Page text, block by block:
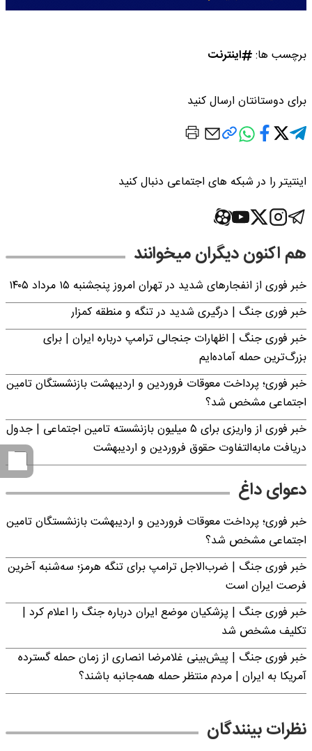
برچسب ها: اینترنت
برای دوستانتان ارسال کنید
اینتیتر را در شبکه های اجتماعی دنبال کنید
هم اکنون دیگران میخوانند
خبر فوری از انفجارهای شدید در تهران امروز پنجشنبه ۱۵ مرداد ۱۴۰۵
خبر فوری جنگ | درگیری شدید در تنگه و منطقه کمزار
خبر فوری جنگ | اظهارات جنجالی ترامپ درباره ایران | برای
بزرگ‌ترین حمله آماده‌ایم
خبر فوری؛ پرداخت معوقات فروردین و اردیبهشت بازنشستگان تامین
اجتماعی مشخص شد؟
خبر فوری از واریزی برای ۵ میلیون‌ بازنشسته تامین اجتماعی | جدول
دریافت مابه‌التفاوت حقوق فروردین و اردیبهشت
دعوای داغ
خبر فوری؛ پرداخت معوقات فروردین و اردیبهشت بازنشستگان تامین
اجتماعی مشخص شد؟
خبر فوری جنگ | ضرب‌الاجل ترامپ برای تنگه هرمز؛ سه‌شنبه آخرین
فرصت ایران است
خبر فوری جنگ | پزشکیان موضع ایران درباره جنگ را اعلام کرد |
تکلیف مشخص شد
خبر فوری جنگ | پیش‌بینی غلامرضا انصاری از زمان حمله گسترده
آمریکا به ایران | مردم منتظر حمله همه‌جانبه باشند؟
نظرات بینندگان